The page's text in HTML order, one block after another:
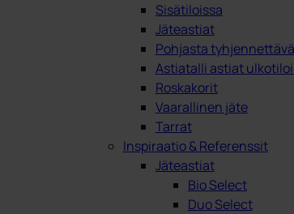
Sisätiloissa
Jäteastiat
Pohjasta
Astiatalli astiat
Roskakorit
Vaarallinen jäte
Tarrat
Inspiraatio & Referenssit
Jäteastiat
Bio Select
Duo Select